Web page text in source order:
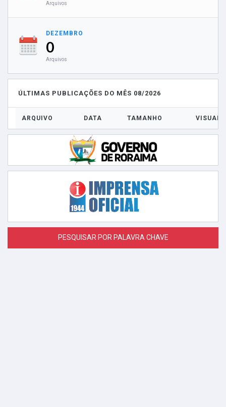
Arquivos
DEZEMBRO
0
Arquivos
ÚLTIMAS PUBLICAÇÕES DO MÊS 08/2026
ARQUIVO DATA TAMANHO
PESQUISAR POR PALAVRA CHAVE